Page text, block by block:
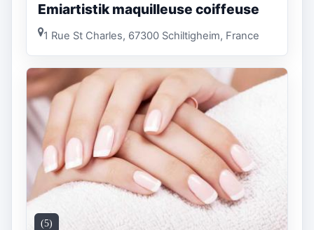
Emiartistik maquilleuse coiffeuse
1 Rue St Charles, 67300 Schiltigheim, France
(5)